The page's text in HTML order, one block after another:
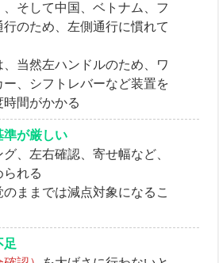
そして中国、ベトナム、フ
行のため、左側通行に慣れて
、当然左ハンドルのため、ワ
、シフトレバーなど装置を
間がかかる
準が厳しい
グ、左右確認、寄せ幅など、
れる
のままでは減点対象になるこ
足